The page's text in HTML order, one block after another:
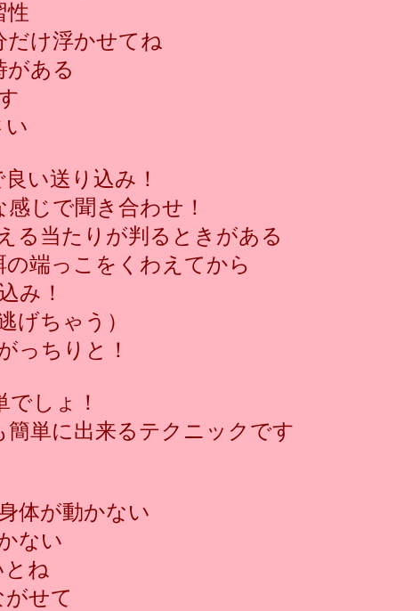
性
だけ浮かせてね
がある
い
い送り込み！
じで聞き合わせ！
る当たりが判るときがある
端っこをくわえてから
み！
げちゃう）
っちりと！
しょ！
単に出来るテクニックです
体が動かない
ない
とね
せて